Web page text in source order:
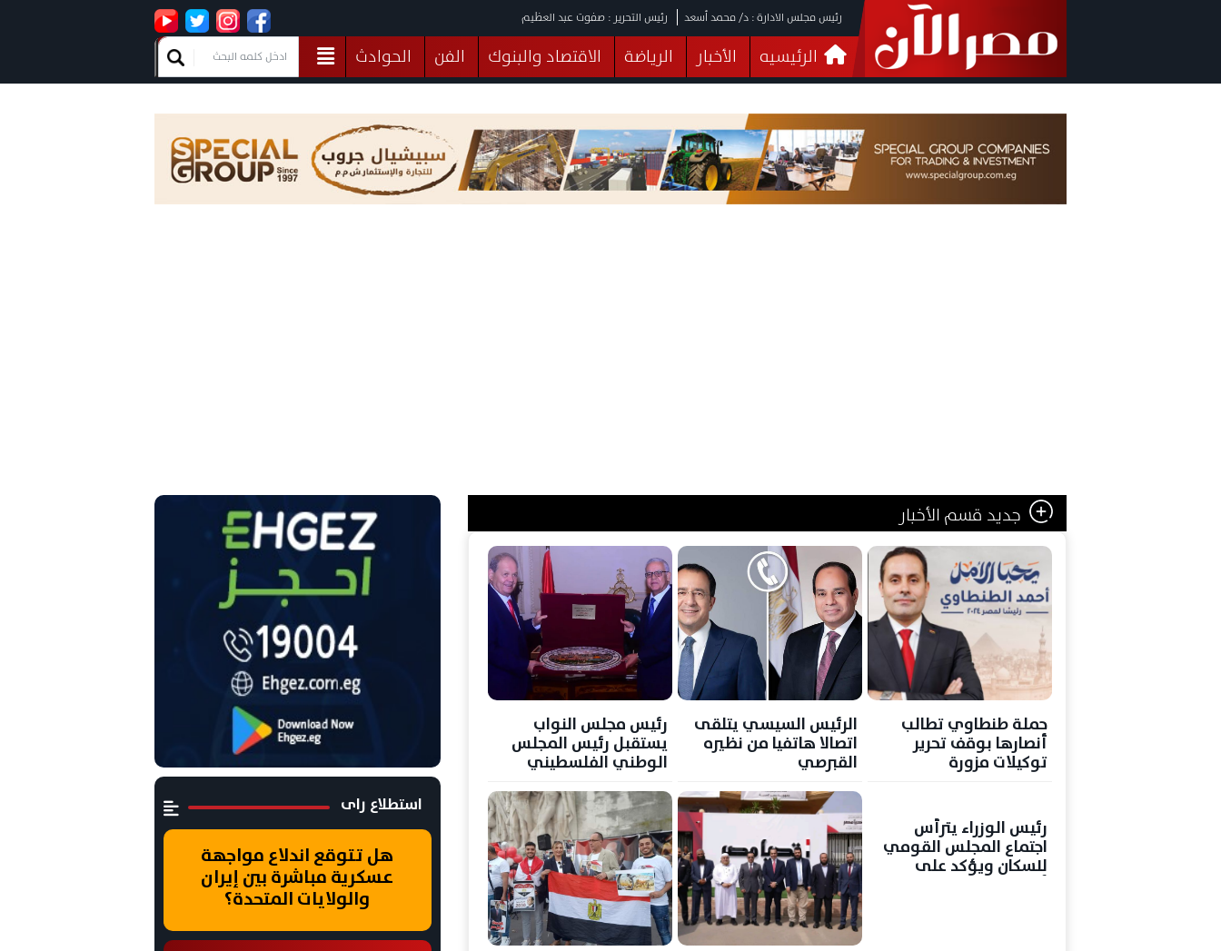
رئيس مجلس الادارة : د/ محمد أسعد رئيس التحرير : صفوت عبد العظيم
الرئيسيه الأخبار الرياضة الاقتصاد والبنوك الفن
الحوادث
فيديوهات
البرلمان صحة الثقافة خدمات منوعات
جديد قسم الأخبار
حملة طنطاوي تطالب
أنصارها بوقف تحرير
توكيلات مزورة
الرئيس السيسي يتلقى
اتصالا هاتفيا من نظيره
القبرصي
رئيس مجلس النواب
يستقبل رئيس المجلس
الوطني الفلسطيني
رئيس الوزراء يترأس
اجتماع المجلس القومي
للسكان ويؤكد على
استطلاع راى
هل تتوقع اندلاع مواجهة
عسكرية مباشرة بين إيران
والولايات المتحدة؟